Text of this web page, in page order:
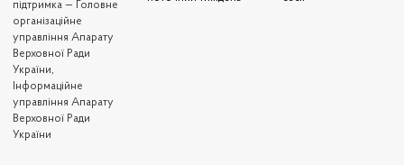
підтримка — Головне
організаційне
управління Апарату
Верховної Ради
України,
Інформаційне
управління Апарату
Верховної Ради
України